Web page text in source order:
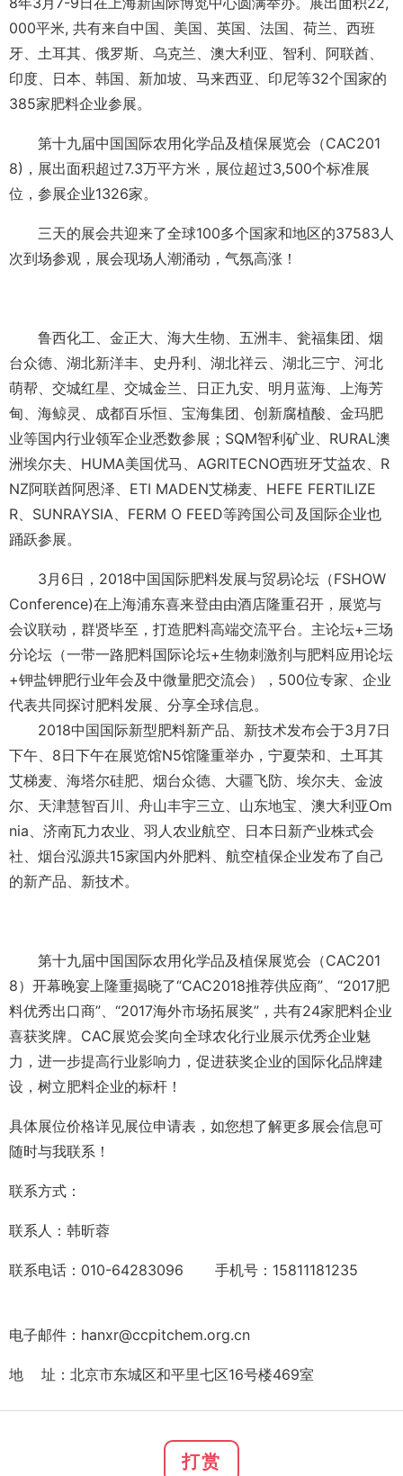
000平米, 共有来自中国、美国、英国、法国、荷兰、西班
牙、土耳其、俄罗斯、乌克兰、澳大利亚、智利、阿联酋、
印度、日本、韩国、新加坡、马来西亚、印尼等32个国家的
385家肥料企业参展。
第十九届中国国际农用化学品及植保展览会（CAC201
8)，展出面积超过7.3万平方米，展位超过3,500个标准展
位，参展企业1326家。
三天的展会共迎来了全球100多个国家和地区的37583人
次到场参观，展会现场人潮涌动，气氛高涨！
鲁西化工、金正大、海大生物、五洲丰、瓮福集团、烟
台众德、湖北新洋丰、史丹利、湖北祥云、湖北三宁、河北
萌帮、交城红星、交城金兰、日正九安、明月蓝海、上海芳
甸、海鲸灵、成都百乐恒、宝海集团、创新腐植酸、金玛肥
业等国内行业领军企业悉数参展；SQM智利矿业、RURAL澳
洲埃尔夫、HUMA美国优马、AGRITECNO西班牙艾益农、R
NZ阿联酋阿恩泽、ETI MADEN艾梯麦、HEFE FERTILIZE
R、SUNRAYSIA、FERM O FEED等跨国公司及国际企业也
踊跃参展。
3月6日，2018中国国际肥料发展与贸易论坛（FSHOW
Conference)在上海浦东喜来登由由酒店隆重召开，展览与
会议联动，群贤毕至，打造肥料高端交流平台。主论坛+三场
分论坛（一带一路肥料国际论坛+生物刺激剂与肥料应用论坛
+钾盐钾肥行业年会及中微量肥交流会），500位专家、企业
代表共同探讨肥料发展、分享全球信息。
2018中国国际新型肥料新产品、新技术发布会于3月7日
下午、8日下午在展览馆N5馆隆重举办，宁夏荣和、土耳其
艾梯麦、海塔尔硅肥、烟台众德、大疆飞防、埃尔夫、金波
尔、天津慧智百川、舟山丰宇三立、山东地宝、澳大利亚Om
nia、济南瓦力农业、羽人农业航空、日本日新产业株式会
社、烟台泓源共15家国内外肥料、航空植保企业发布了自己
的新产品、新技术。
第十九届中国国际农用化学品及植保展览会（CAC201
8）开幕晚宴上隆重揭晓了“CAC2018推荐供应商”、“2017肥
料优秀出口商”、“2017海外市场拓展奖”，共有24家肥料企业
喜获奖牌。CAC展览会奖向全球农化行业展示优秀企业魅
力，进一步提高行业影响力，促进获奖企业的国际化品牌建
设，树立肥料企业的标杆！
具体展位价格详见展位申请表，如您想了解更多展会信息可
随时与我联系！
联系方式：
联系人：韩昕蓉
联系电话：010-64283096 手机号：15811181235
电子邮件：hanxr@ccpitchem.org.cn
地 址：北京市东城区和平里七区16号楼469室
打赏